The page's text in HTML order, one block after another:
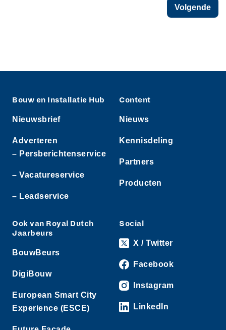
Volgende
Bouw en Installatie Hub
Nieuwsbrief
Adverteren
– Persberichtenservice
– Vacatureservice
– Leadservice
Content
Nieuws
Kennisdeling
Partners
Producten
Ook van Royal Dutch
Jaarbeurs
BouwBeurs
DigiBouw
European Smart City
Experience (ESCE)
Social
X / Twitter
Facebook
Instagram
LinkedIn